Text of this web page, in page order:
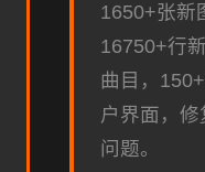
1650+张新
16750+行
曲目，
户界面，
问题。